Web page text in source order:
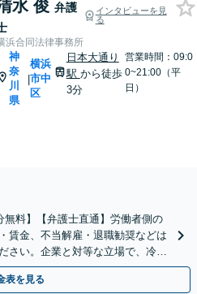
水 俊 弁護
インタビューを見
る
浜合同法律事務所
神
奈
川
県
|
横浜
市中
区
日本大通り
駅 から徒歩
3分
営業時間：09:0
0~21:00（平
日）
無料】【弁護士直通】労働者側の
賃金、不当解雇・退職勧奨などは
さい。企業と対等な立場で、冷静
相談可】
表を見る